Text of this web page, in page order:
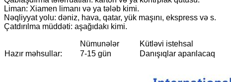
Liman: Xiamen limanı və ya tələb kimi.
Nəqliyyat yolu: dəniz, hava, qatar, yük maşını, ekspress və s.
Çatdırılma müddəti: aşağıdakı kimi.
Nümunələr
Kütləvi istehsal
Hazır məhsullar:
7-15 gün Danışıqlar aparılacaq